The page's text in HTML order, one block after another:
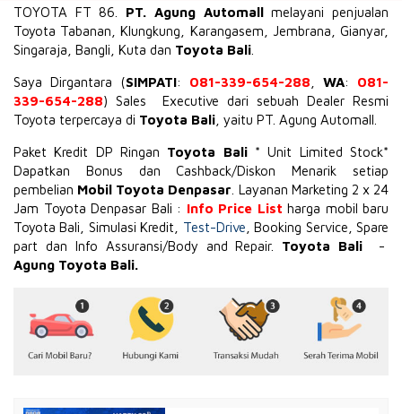
TOYOTA FT 86 PT. Agung Automallmelayani penjualan
Toyota Tabanan, Klungkung, Karangasem, Jembrana, Gianyar,
Singaraja, Bangli, Kuta dan Toyota Bali
Saya Dirgantara (SIMPATI: 081-339-654-288 WA: 081-
339-654-288) Sales Executive dari sebuah Dealer Resmi
Toyota terpercaya di Toyota Bali , yaitu PT. Agung Automall.
Paket Kredit DP Ringan Toyota Bali * Unit Limited Stock*
Dapatkan Bonus dan Cashback/Diskon Menarik setiap
pembelian Mobil Toyota Denpasar . Layanan Marketing 2 x 24
Jam Toyota Denpasar Bali : Info Price List harga mobil baru
Toyota Bali, Simulasi Kredit, Test-Drive , Booking Service, Spare
part dan Info Assuransi/Body and Repair. Toyota Bali -
Agung Toyota Bali.